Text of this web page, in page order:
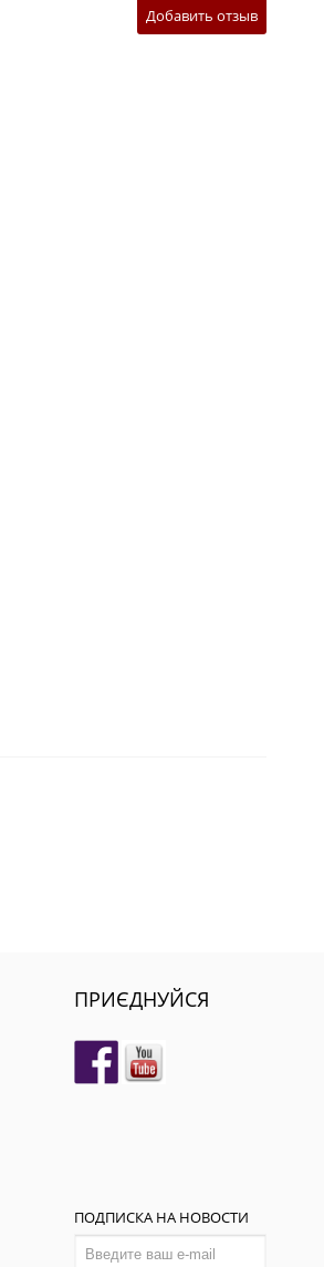
Добавить отзыв
ПРИЄДНУЙСЯ
ПОДПИСКА НА НОВОСТИ